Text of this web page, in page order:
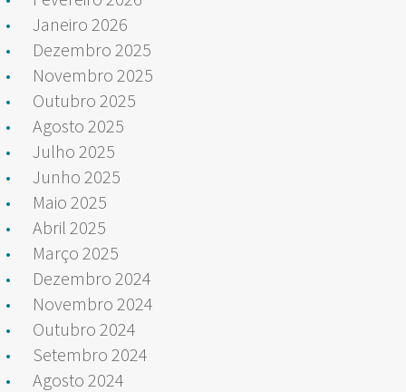
Janeiro 2026
Dezembro 2025
Novembro 2025
Outubro 2025
Agosto 2025
Julho 2025
Junho 2025
Maio 2025
Abril 2025
Março 2025
Dezembro 2024
Novembro 2024
Outubro 2024
Setembro 2024
Agosto 2024